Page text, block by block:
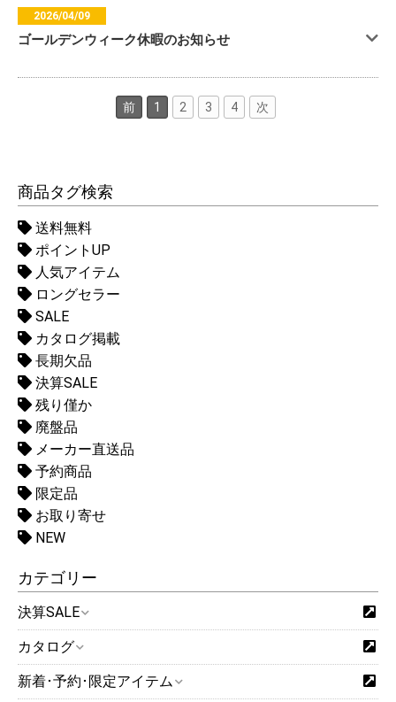
2026/04/09
ゴールデンウィーク休暇のお知らせ
前 1 2 3 4 次
商品タグ検索
送料無料
ポイントUP
人気アイテム
ロングセラー
SALE
カタログ掲載
長期欠品
決算SALE
残り僅か
廃盤品
メーカー直送品
予約商品
限定品
お取り寄せ
NEW
カテゴリー
決算SALE
カタログ
新着･予約･限定アイテム